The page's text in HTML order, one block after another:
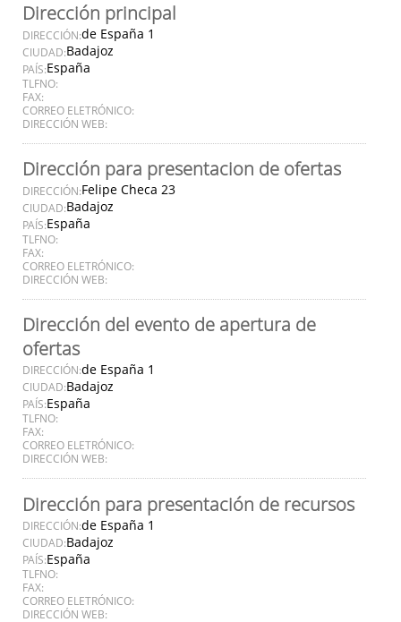
Dirección principal
DIRECCIÓN:de España 1
CIUDAD:Badajoz
PAÍS:España
TLFNO:
FAX:
CORREO ELETRÓNICO:
DIRECCIÓN WEB:
Dirección para presentacion de ofertas
DIRECCIÓN:Felipe Checa 23
CIUDAD:Badajoz
PAÍS:España
TLFNO:
FAX:
CORREO ELETRÓNICO:
DIRECCIÓN WEB:
Dirección del evento de apertura de
ofertas
DIRECCIÓN:de España 1
CIUDAD:Badajoz
PAÍS:España
TLFNO:
FAX:
CORREO ELETRÓNICO:
DIRECCIÓN WEB:
Dirección para presentación de recursos
DIRECCIÓN:de España 1
CIUDAD:Badajoz
PAÍS:España
TLFNO:
FAX:
CORREO ELETRÓNICO:
DIRECCIÓN WEB: